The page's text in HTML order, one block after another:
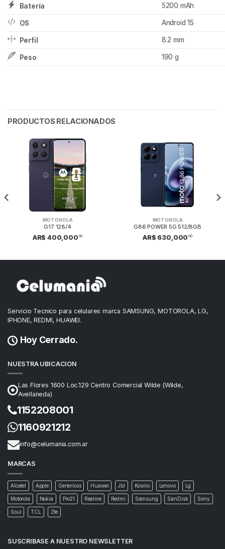
Batería 5200 mAh
OS Android 15
Perfil 8.2 mm
Peso 190 g
PRODUCTOS RELACIONADOS
MOTOROLA
G17 128/4
AR$ 400,000 00
MOTOROLA
G86 POWER 5G 512/8GB
AR$ 630,000 00
Servicio Tecnico para celulares marca SAMSUNG, MOTOROLA, LG,
IPHONE, REDMI, HUAWEI.
Hoy Cerrado.
NUESTRA UBICACION
Las Flores 1600 Loc.129 Centro Comercial Wilde (Wilde,
Avellaneda)
1152208001
1160921212
info@celumania.com.ar
MARCAS
Alcatel Apple Genericos Huawei Jbl Kosmo Lenovo Lg
Motorola Nokia Pro21 Realme Redmi Samsung SanDisk Sony
Soul TCL Zte
SUSCRIBASE A NUESTRO NEWSLETTER